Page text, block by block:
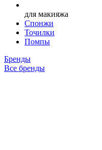
для макияжа
Спонжи
Точилки
Помпы
Бренды
Все бренды